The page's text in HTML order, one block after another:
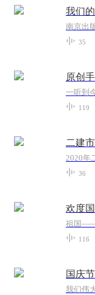
我们
35
原创
119
二建
36
欢度
116
国庆